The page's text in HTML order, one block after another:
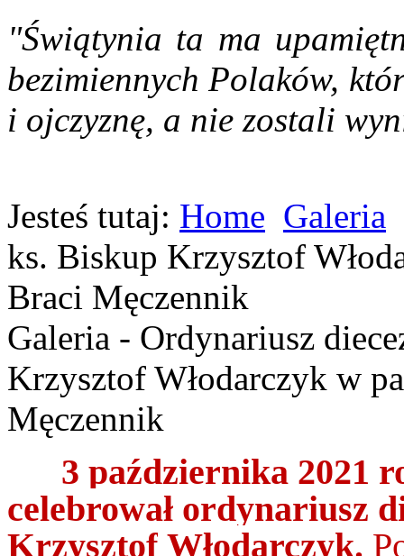
"Świątynia ta ma
bezimiennych Polaków,
i ojczyznę, a nie zostali
Jesteś tutaj: Home Galeria
ks. Biskup Krzysztof
Braci Męczennik
Galeria - Ordynariusz
Krzysztof Włodarczyk w
Męczennik
3 października 2021
celebrował ordynariusz
Krzysztof Włodarczyk.